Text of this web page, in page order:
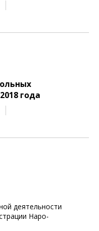
года
деятельности
Наро-